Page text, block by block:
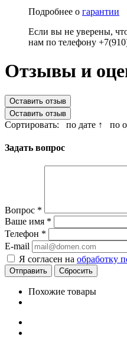
Подробнее о гарантии
Если вы не уверены,
нам по телефону
Отзывы и
Оставить отзыв
Оставить отзыв
Сортировать: по дате ↑ по
Задать вопрос
Вопрос *
Ваше имя *
Телефон *
E-mail
Я согласен на обработку
Сбросить
Похожие товары